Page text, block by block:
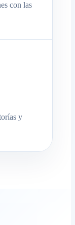
con las
y